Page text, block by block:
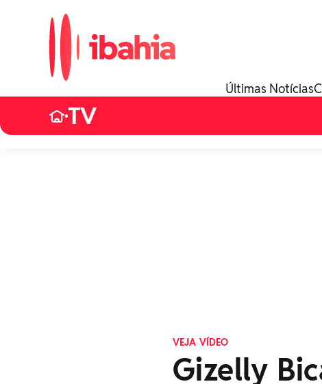
Últimas Notícias
•TV
VEJA VÍDEO
Gizelly